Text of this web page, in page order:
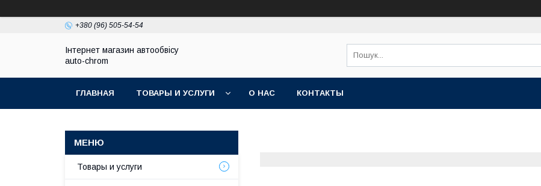
+380 (96) 505-54-54
Інтернет магазин автообвісу
auto-chrom
ГЛАВНАЯ ТОВАРЫ И УСЛУГИ О НАС КОНТАКТЫ
Товары и услуги